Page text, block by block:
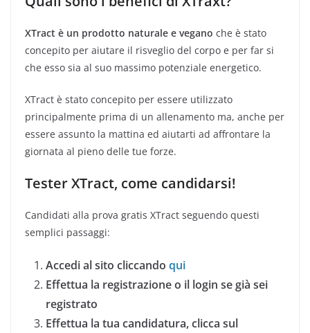
XTract è un prodotto naturale e vegano che è stato
concepito per aiutare il risveglio del corpo e per far si
che esso sia al suo massimo potenziale energetico.
XTract è stato concepito per essere utilizzato
principalmente prima di un allenamento ma, anche per
essere assunto la mattina ed aiutarti ad affrontare la
giornata al pieno delle tue forze.
Tester XTract, come candidarsi!
Candidati alla prova gratis XTract seguendo questi
semplici passaggi:
Accedi al sito cliccando qui
Effettua la registrazione o il login se già sei
registrato
Effettua la tua candidatura, clicca sul